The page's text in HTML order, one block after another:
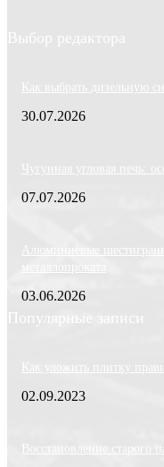
Выбор редактора
Как выбрать дизельную
30.07.2026
Чугунная угловая печь:
07.07.2026
Алюминиевые
металлопроката
03.06.2026
Популярные записи
Как уложить плитку
02.09.2023
Восстановление старого